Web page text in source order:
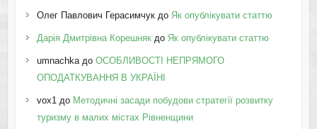
Олег Павлович Герасимчукдо Як опублікувати статтю
Дарія Дмитрівна Корешнякдо Як опублікувати статтю
umnachkaдо ОСОБЛИВОСТІ НЕПРЯМОГО
ОПОДАТКУВАННЯ В УКРАЇНІ
vox1до Методичні засади побудови стратегії розвитку
туризму в малих містах Рівненщини